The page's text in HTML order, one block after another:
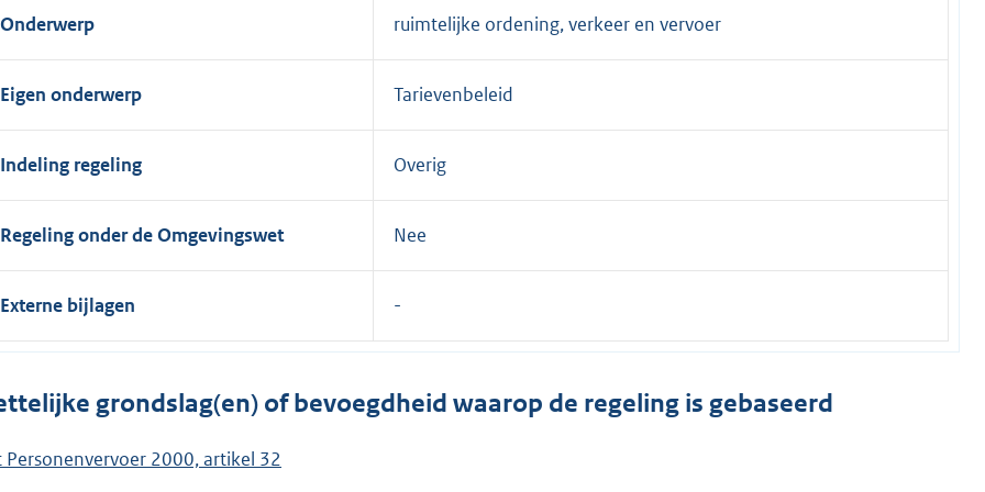
Onderwerp ruimtelijke ordening, verkeer en vervoer
Eigen onderwerp Tarievenbeleid
Indeling regeling Overig
Regeling onder de Omgevingswet Nee
Externe bijlagen
grondslag(en) of bevoegdheid waarop de regeling is gebaseerd
Personenvervoer 2000, artikel 32